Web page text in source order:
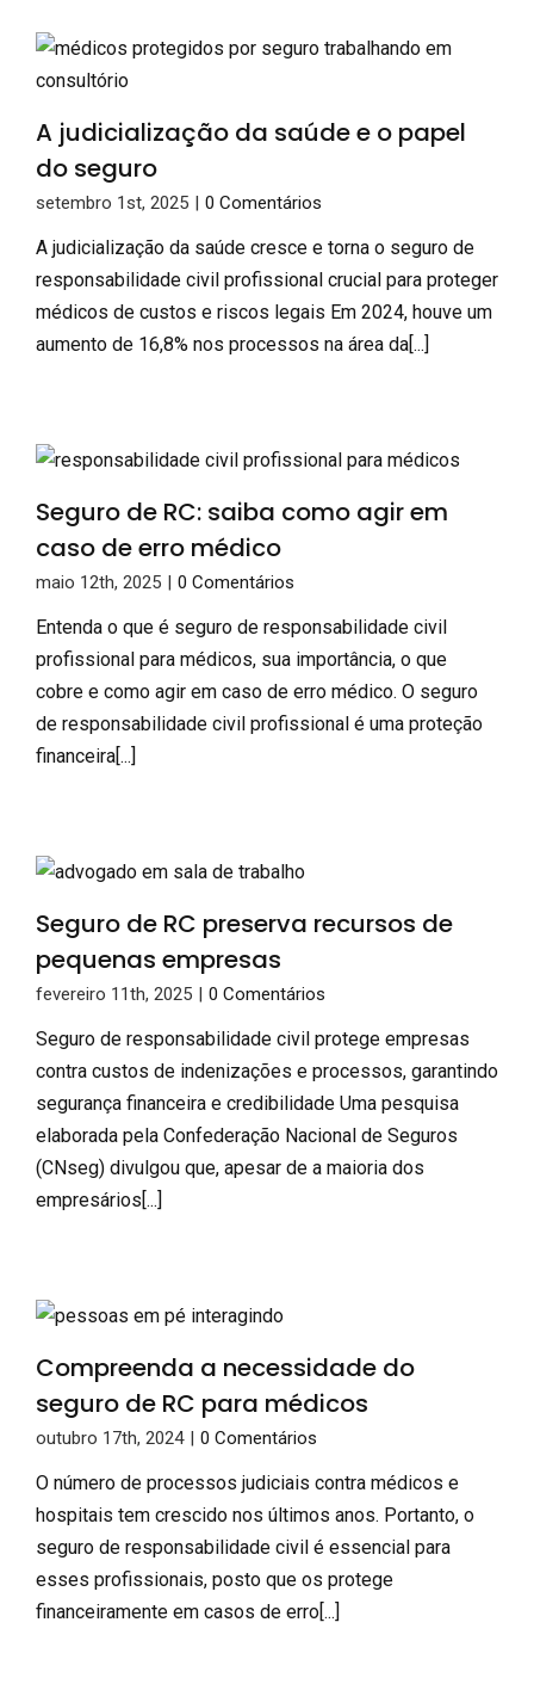
A judicialização da saúde e o papel
do seguro
setembro 1st, 2025 | 0 Comentários
A judicialização da saúde cresce e torna o seguro de
responsabilidade civil profissional crucial para proteger
médicos de custos e riscos legais Em 2024, houve um
aumento de 16,8% nos processos na área da[...]
Seguro de RC: saiba como agir em
caso de erro médico
maio 12th, 2025 | 0 Comentários
Entenda o que é seguro de responsabilidade civil
profissional para médicos, sua importância, o que
cobre e como agir em caso de erro médico. O seguro
de responsabilidade civil profissional é uma proteção
financeira[...]
Seguro de RC preserva recursos de
pequenas empresas
fevereiro 11th, 2025 | 0 Comentários
Seguro de responsabilidade civil protege empresas
contra custos de indenizações e processos, garantindo
segurança financeira e credibilidade Uma pesquisa
elaborada pela Confederação Nacional de Seguros
(CNseg) divulgou que, apesar de a maioria dos
empresários[...]
Compreenda a necessidade do
seguro de RC para médicos
outubro 17th, 2024 | 0 Comentários
O número de processos judiciais contra médicos e
hospitais tem crescido nos últimos anos. Portanto, o
seguro de responsabilidade civil é essencial para
esses profissionais, posto que os protege
financeiramente em casos de erro[...]